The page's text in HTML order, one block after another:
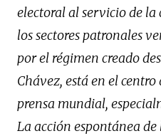
electoral al servicio de
los sectores patronales
por el régimen creado
Chávez, está en el
prensa mundial,
La acción espontánea